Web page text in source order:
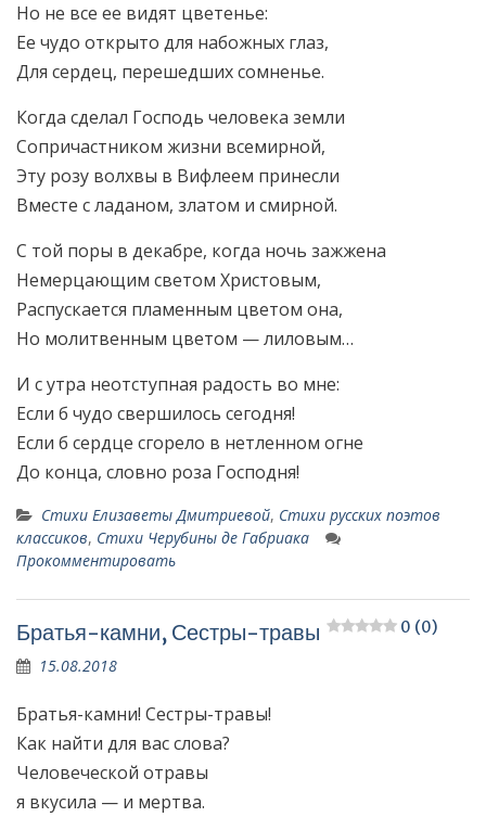
Но не все ее видят цветенье:
Ее чудо открыто для набожных глаз,
Для сердец, перешедших сомненье.
Когда сделал Господь человека земли
Сопричастником жизни всемирной,
Эту розу волхвы в Вифлеем принесли
Вместе с ладаном, златом и смирной.
С той поры в декабре, когда ночь зажжена
Немерцающим светом Христовым,
Распускается пламенным цветом она,
Но молитвенным цветом — лиловым…
И с утра неотступная радость во мне:
Если б чудо свершилось сегодня!
Если б сердце сгорело в нетленном огне
До конца, словно роза Господня!
Стихи Елизаветы Дмитриевой, Стихи русских поэтов
классиков, Стихи Черубины де Габриака
Прокомментировать
Братья-камни, Сестры-травы 0 (0)
15.08.2018
Братья-камни! Сестры-травы!
Как найти для вас слова?
Человеческой отравы
я вкусила — и мертва.